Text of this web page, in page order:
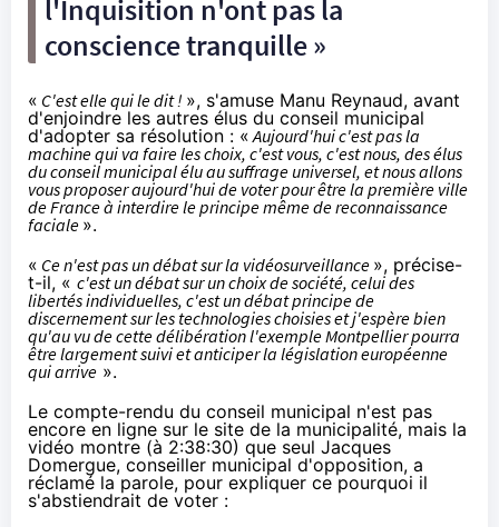
l'Inquisition n'ont pas la
conscience tranquille »
« C'est elle qui le dit ! », s'amuse Manu Reynaud, avant
d'enjoindre les autres élus du conseil municipal
d'adopter sa résolution : « Aujourd'hui c'est pas la
machine qui va faire les choix, c'est vous, c'est nous, des élus
du conseil municipal élu au suffrage universel, et nous allons
vous proposer aujourd'hui de voter pour être la première ville
de France à interdire le principe même de reconnaissance
faciale ».
« Ce n'est pas un débat sur la vidéosurveillance », précise-
t-il, « c'est un débat sur un choix de société, celui des
libertés individuelles, c'est un débat principe de
discernement sur les technologies choisies et j'espère bien
qu'au vu de cette délibération l'exemple Montpellier pourra
être largement suivi et anticiper la législation européenne
qui arrive ».
Le compte-rendu du conseil municipal n'est pas
encore en ligne sur le site de la municipalité, mais la
vidéo montre (à 2:38:30) que seul Jacques
Domergue, conseiller municipal d'opposition, a
réclamé la parole, pour expliquer ce pourquoi il
s'abstiendrait de voter :